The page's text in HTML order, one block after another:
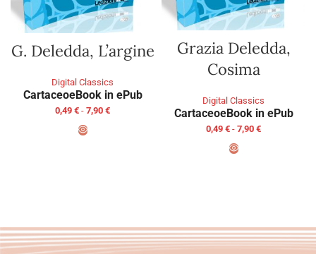
G. Deledda, L’argine
Digital Classics
CartaceoeBook in ePub
0,49 € - 7,90 €
Grazia Deledda,
Cosima
Digital Classics
CartaceoeBook in ePub
0,49 € - 7,90 €